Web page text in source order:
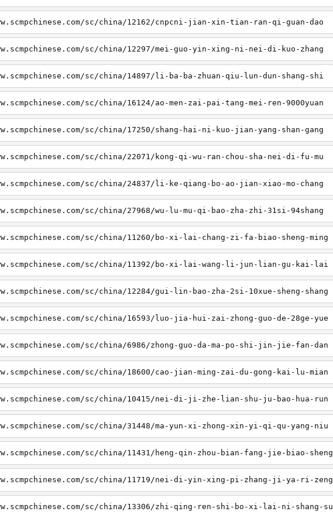
sc/china/12162/cnpcni-jian-xin-tian-ran-qi-guan-dao
sc/china/12297/mei-guo-yin-xing-ni-nei-di-kuo-zhang
sc/china/14897/li-ba-ba-zhuan-qiu-lun-dun-shang-shi
sc/china/16124/ao-men-zai-pai-tang-mei-ren-9000yuan
sc/china/17250/shang-hai-ni-kuo-jian-yang-shan-gang
sc/china/22071/kong-qi-wu-ran-chou-sha-nei-di-fu-mu
sc/china/24837/li-ke-qiang-bo-ao-jian-xiao-mo-chang
sc/china/27968/wu-lu-mu-qi-bao-zha-zhi-31si-94shang
sc/china/11260/bo-xi-lai-chang-zi-fa-biao-sheng-ming
sc/china/11392/bo-xi-lai-wang-li-jun-lian-gu-kai-lai
sc/china/12284/gui-lin-bao-zha-2si-10xue-sheng-shang
sc/china/16593/luo-jia-hui-zai-zhong-guo-de-28ge-yue
sc/china/6986/zhong-guo-da-ma-po-shi-jin-jie-fan-dan
sc/china/18600/cao-jian-ming-zai-du-gong-kai-lu-mian
sc/china/10415/nei-di-ji-zhe-lian-shu-ju-bao-hua-run
sc/china/31448/ma-yun-xi-zhong-xin-yi-qi-qu-yang-niu
sc/china/11431/heng-qin-zhou-bian-fang-jie-biao-sheng
sc/china/11719/nei-di-yin-xing-pi-zhang-ji-ya-ri-zeng
sc/china/13306/zhi-qing-ren-shi-bo-xi-lai-ni-shang-su